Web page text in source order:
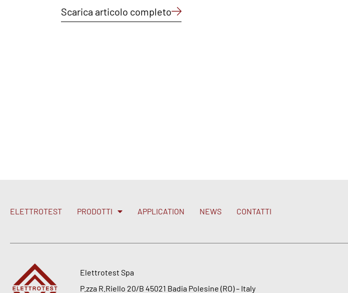
Scarica articolo completo
ELETTROTEST PRODOTTI APPLICATION NEWS CONTATTI
Elettrotest Spa
P.zza R.Riello 20/B 45021 Badia Polesine (RO) – Italy